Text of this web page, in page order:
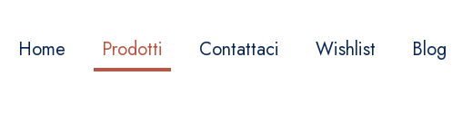
Home Prodotti Contattaci Wishlist Blog